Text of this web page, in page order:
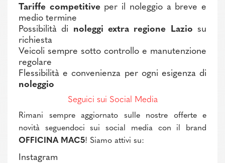
Tariffe competitiveper il noleggio a breve e
medio termine
Possibilità di noleggi extra regione Lazio su
richiesta
Veicoli sempre sotto controllo e manutenzione
regolare
Flessibilità e convenienza per ogni esigenza di
noleggio
Seguici sui Social Media
Rimani sempre aggiornato sulle nostre offerte e
novità seguendoci sui social media con il brand
OFFICINA MAC5! Siamo attivi su:
Instagram